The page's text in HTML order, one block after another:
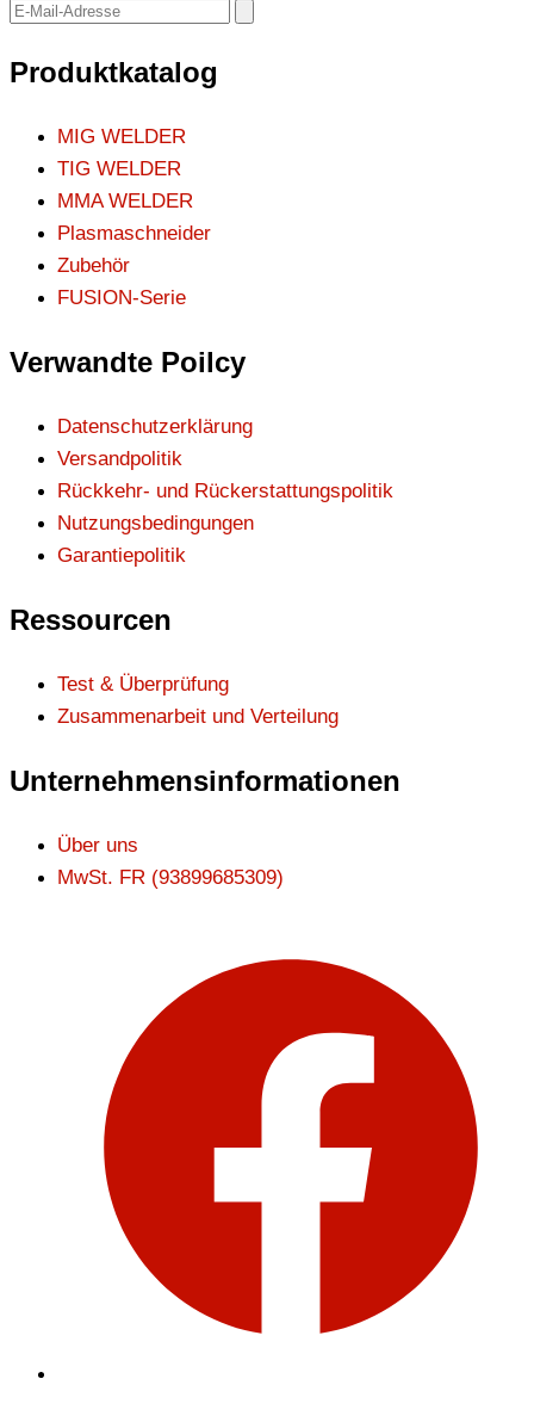
Produktkatalog
MIG WELDER
TIG WELDER
MMA WELDER
Plasmaschneider
Zubehör
FUSION-Serie
Verwandte Poilcy
Datenschutzerklärung
Versandpolitik
Rückkehr- und Rückerstattungspolitik
Nutzungsbedingungen
Garantiepolitik
Ressourcen
Test & Überprüfung
Zusammenarbeit und Verteilung
Unternehmensinformationen
Über uns
MwSt. FR (93899685309)